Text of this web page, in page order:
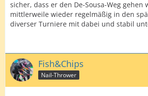
sicher, dass er den De-Sousa-Weg gehen
mittlerweile wieder regelmäßig in den
diverser Turniere mit dabei und stabil
Fish&Chips
Nail-Thrower